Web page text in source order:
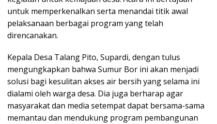
untuk memperkenalkan serta menandai titik awal
pelaksanaan berbagai program yang telah
direncanakan.
Kepala Desa Talang Pito, Supardi, dengan tulus
mengungkapkan bahwa Sumur Bor ini akan menjadi
solusi bagi kesulitan akses air bersih yang selama ini
dialami oleh warga desa. Dia juga berharap agar
masyarakat dan media setempat dapat bersama-sama
memantau dan mendukung program pembangunan